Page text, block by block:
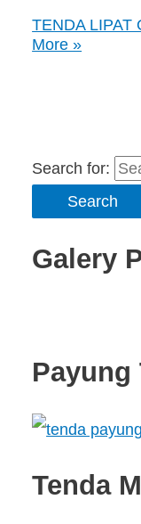
TENDA LIPAT
More »
Search for:
Galery
Payung
Tenda